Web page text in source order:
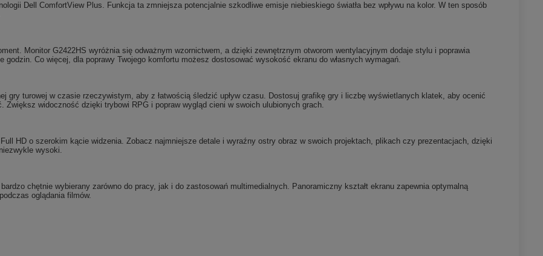
Dell ComfortView Plus. Funkcja ta zmniejsza potencjalnie szkodliwe emisje niebieskiego światła bez wpływu na kolor. W ten sposób
Monitor G2422HS wyróżnia się odważnym wzornictwem, a dzięki zewnętrznym otworom wentylacyjnym dodaje stylu i poprawia
godzin. Co więcej, dla poprawy Twojego komfortu możesz dostosować wysokość ekranu do własnych wymagań.
gry turowej w czasie rzeczywistym, aby z łatwością śledzić upływ czasu. Dostosuj grafikę gry i liczbę wyświetlanych klatek, aby ocenić
Zwiększ widoczność dzięki trybowi RPG i popraw wygląd cieni w swoich ulubionych grach.
HD o szerokim kącie widzenia. Zobacz najmniejsze detale i wyraźny ostry obraz w swoich projektach, plikach czy prezentacjach, dzięki
wysoki.
chętnie wybierany zarówno do pracy, jak i do zastosowań multimedialnych. Panoramiczny kształt ekranu zapewnia optymalną
oglądania filmów.